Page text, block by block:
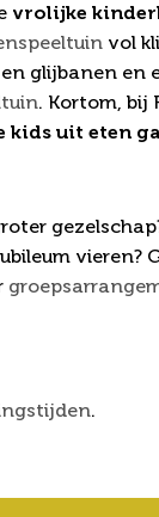
vrolijke
vol
glijbanen en
. Kortom, bij
kids uit eten
vieren?
.